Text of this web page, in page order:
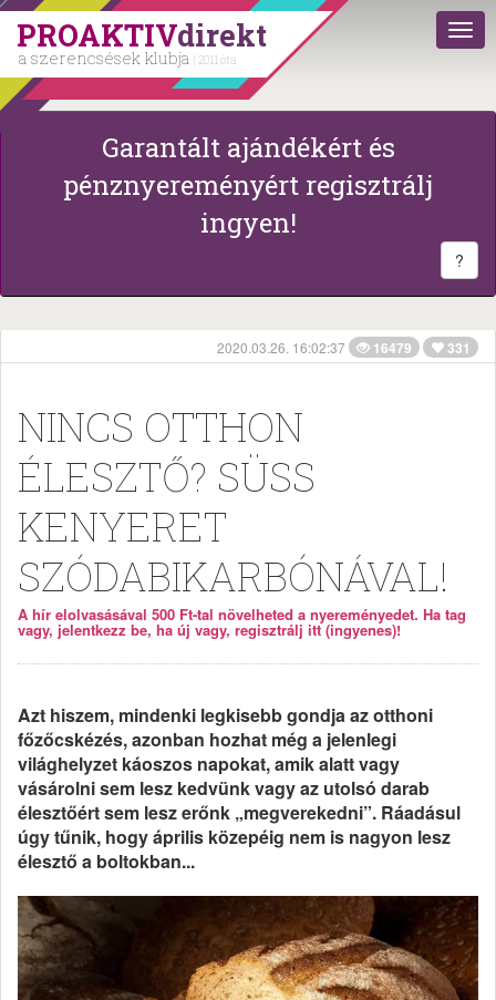
PROAKTIVdirekt
a szerencsések klubja | 2011 óta
Garantált ajándékért és
pénznyereményért regisztrálj
ingyen!
?
2020.03.26. 16:02:37 16479 331
NINCS OTTHON
ÉLESZTŐ? SÜSS
KENYERET
SZÓDABIKARBÓNÁVAL!
A hír elolvasásával 500 Ft-tal növelheted a nyereményedet. Ha tag
vagy, jelentkezz be, ha új vagy, regisztrálj itt (ingyenes)!
Azt hiszem, mindenki legkisebb gondja az otthoni
főzőcskézés, azonban hozhat még a jelenlegi
világhelyzet káoszos napokat, amik alatt vagy
vásárolni sem lesz kedvünk vagy az utolsó darab
élesztőért sem lesz erőnk „megverekedni”. Ráadásul
úgy tűnik, hogy április közepéig nem is nagyon lesz
élesztő a boltokban...